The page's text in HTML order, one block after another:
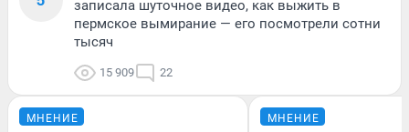
записала шуточное видео, как выжить в
пермское вымирание — его посмотрели сотни
тысяч
15 909 22
МНЕНИЕ МНЕНИЕ